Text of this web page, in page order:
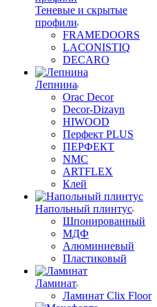
Теневые и скрытые
профили
FRAMEDOORS
LACONISTIQ
DECARO
Лепнина
Orac Decor
Decor-Dizayn
HIWOOD
Перфект PLUS
ПЕРФЕКТ
NMC
ARTFLEX
Клей
Напольный плинтус
Шпонированный
МДФ
Алюминиевый
Пластиковый
Ламинат
Ламинат Clix Floor